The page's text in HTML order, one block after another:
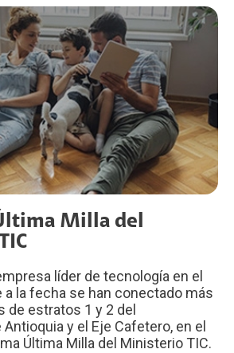
Milla del
líder de tecnología en el
a la fecha se han conectado más
de estratos 1 y 2 del
y el Eje Cafetero, en el
Última Milla del Ministerio TIC.